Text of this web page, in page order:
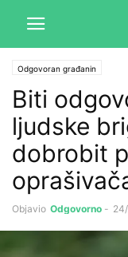
Odgovoran građanin
Biti
ljudske
dobrobit
Objavio Odgovorno -